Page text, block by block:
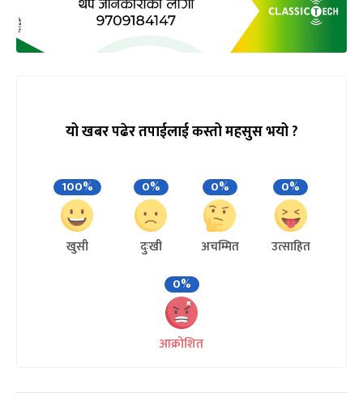
यो खबर पढेर तपाईलाई कस्तो महसुस भयो ?
100%
खुसी
0%
दुःखी
0%
अचम्मित
0%
उत्साहित
0%
आक्रोशित